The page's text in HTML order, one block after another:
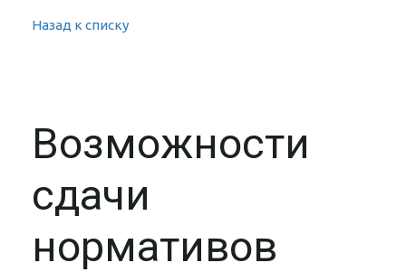
Назад к списку
Возможности
сдачи
нормативов